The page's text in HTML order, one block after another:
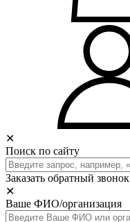
✕
Поиск по сайту
Заказать обратный звонок
✕
Ваше ФИО/организация